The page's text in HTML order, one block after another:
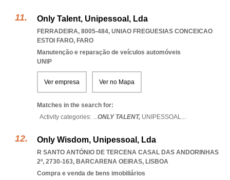
Only Talent, Unipessoal, Lda
FERRADEIRA, 8005-484, UNIAO FREGUESIAS CONCEICAO
ESTOI FARO, FARO
Manutenção e reparação de veículos automóveis
UNIP
Ver empresa Ver no Mapa
Matches in the search for:
Activity categories: ...ONLY TALENT, UNIPESSOAL...
Only Wisdom, Unipessoal, Lda
R SANTO ANTÓNIO DE TERCENA CASAL DAS ANDORINHAS
2º, 2730-163, BARCARENA OEIRAS, LISBOA
Compra e venda de bens imobiliários